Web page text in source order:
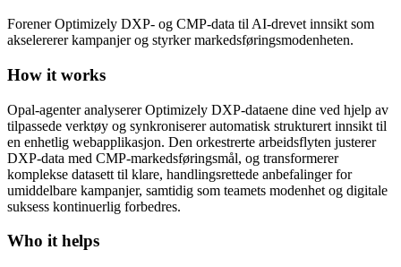
Forener Optimizely DXP- og CMP-data til AI-drevet innsikt som
akselererer kampanjer og styrker markedsføringsmodenheten.
How it works
Opal-agenter analyserer Optimizely DXP-dataene dine ved hjelp av
tilpassede verktøy og synkroniserer automatisk strukturert innsikt til
en enhetlig webapplikasjon. Den orkestrerte arbeidsflyten justerer
DXP-data med CMP-markedsføringsmål, og transformerer
komplekse datasett til klare, handlingsrettede anbefalinger for
umiddelbare kampanjer, samtidig som teamets modenhet og digitale
suksess kontinuerlig forbedres.
Who it helps